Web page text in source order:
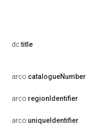
dc:title
arco:catalogueNumber
arco:regionIdentifier
arco:uniqueIdentifier